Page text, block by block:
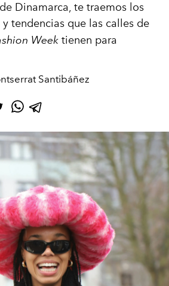
Dinamarca, te traemos los
tendencias que las calles de
Week tienen para
Santibáñez